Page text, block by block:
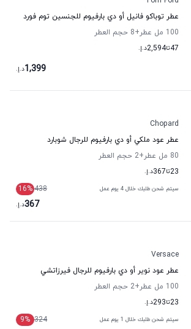
عطر توباكو فانيل أو دي بارفيوم للجنسين توم فورد
100 مل عطر
+8
حجم العطر
47تا2,594د.إ.
1,399د.إ.
Chopard
عطر عود ملكي أو دي بارفيوم للرجال شوبارد
80 مل عطر
+2
حجم العطر
23تا367د.إ.
سيتم شحن طلبك خلال 4 يوم عمل 438
16%
367د.إ.
Versace
عطر عود نوير أو دي بارفيوم للرجال فيرزاتشي
100 مل عطر
+2
حجم العطر
23تا293د.إ.
سيتم شحن طلبك خلال 1 يوم عمل 324
9%